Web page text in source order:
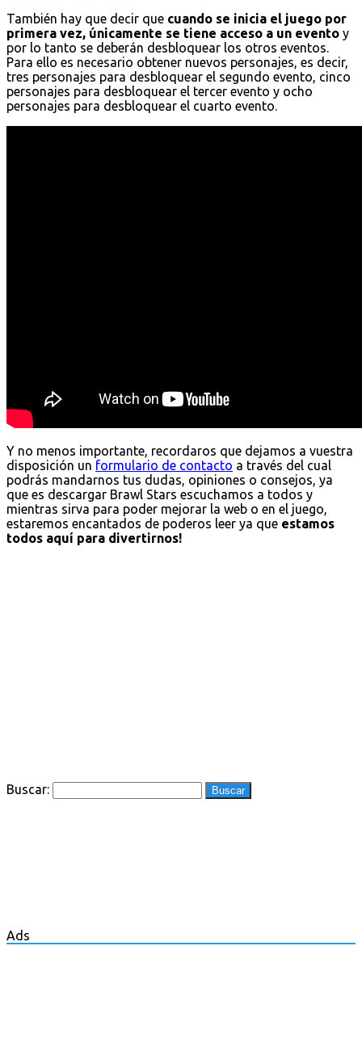
También hay que decir que cuando se inicia el juego por
primera vez, únicamente se tiene acceso a un evento y
por lo tanto se deberán desbloquear los otros eventos.
Para ello es necesario obtener nuevos personajes, es decir,
tres personajes para desbloquear el segundo evento, cinco
personajes para desbloquear el tercer evento y ocho
personajes para desbloquear el cuarto evento.
Y no menos importante, recordaros que dejamos a vuestra
disposición un formulario de contacto a través del cual
podrás mandarnos tus dudas, opiniones o consejos, ya
que es descargar Brawl Stars escuchamos a todos y
mientras sirva para poder mejorar la web o en el juego,
estaremos encantados de poderos leer ya que estamos
todos aquí para divertirnos!
Buscar:
Ads